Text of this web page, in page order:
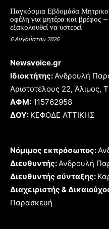
Παγκόσμια Εβδομάδα
οφέλη για μητέρα και βρέφος
εξακολουθεί να υστερεί
6 Αυγούστου 2026
Newsvoice.gr
Ιδιοκτήτης:Ανδρουλή
Αριστοτέλους 22, Άλιμος,
ΑΦΜ: 115762958
ΔΟΥ: ΚΕΦΟΔΕ ΑΤΤΙΚΗΣ
Νόμιμος εκπρόσωπος:
Διευθυντής:Ανδρουλή
Διευθυντής σύνταξης:
Διαχειριστής &
Παρασκευή